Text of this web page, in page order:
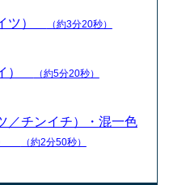
ツ） （約3分20秒）
） （約5分20秒）
／チンイチ）・混一色
（約2分50秒）